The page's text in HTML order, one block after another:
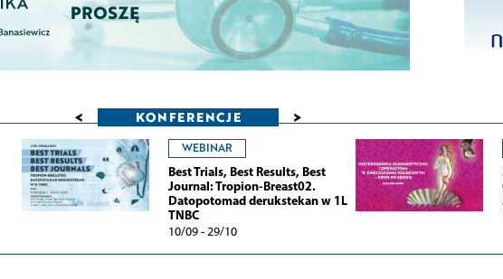
< KONFERENCJE >
WEBINAR
Best Trials, Best Results, Best
Journal: Tropion-Breast02.
Datopotomad derukstekan w 1L
TNBC
10/09 - 29/10